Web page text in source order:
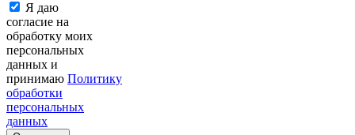
Я даю
согласие на
обработку моих
персональных
данных и
принимаю Политику
обработки
персональных
данных